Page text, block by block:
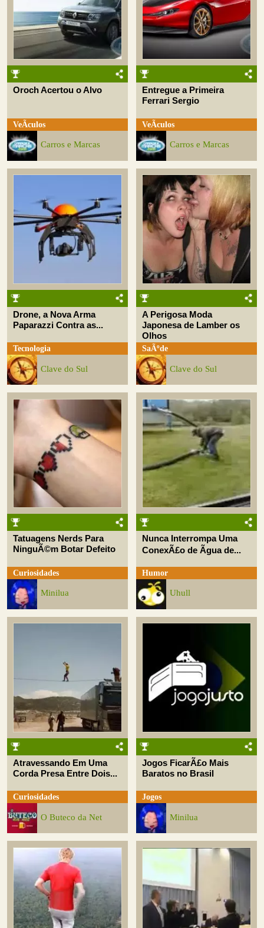
Oroch Acertou o Alvo
VeÃ­culos
Carros e Marcas
Entregue a Primeira
Ferrari Sergio
VeÃ­culos
Carros e Marcas
Drone, a Nova Arma
Paparazzi Contra as...
Tecnologia
Clave do Sul
A Perigosa Moda
Japonesa de Lamber os
Olhos
SaÃºde
Clave do Sul
Tatuagens Nerds Para
NinguÃ©m Botar Defeito
Curiosidades
Minilua
Nunca Interrompa Uma
ConexÃ£o de Ãgua de...
Humor
Uhull
Atravessando Em Uma
Corda Presa Entre Dois...
Curiosidades
O Buteco da Net
Jogos FicarÃ£o Mais
Baratos no Brasil
Jogos
Minilua